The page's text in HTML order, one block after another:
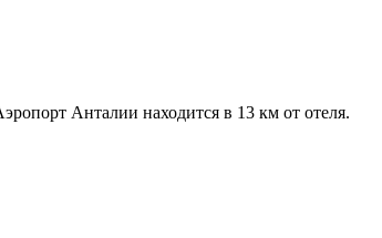
Анталии находится в 13 км от отеля.